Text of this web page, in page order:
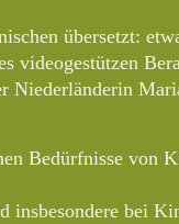
übersetzt:
videogestützen
Niederländerin
Bedürfnisse von
insbesondere bei